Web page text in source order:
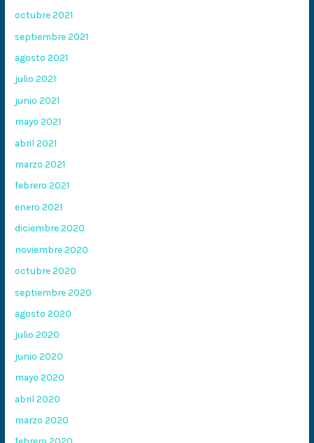
octubre 2021
septiembre 2021
agosto 2021
julio 2021
junio 2021
mayo 2021
abril 2021
marzo 2021
febrero 2021
enero 2021
diciembre 2020
noviembre 2020
octubre 2020
septiembre 2020
agosto 2020
julio 2020
junio 2020
mayo 2020
abril 2020
marzo 2020